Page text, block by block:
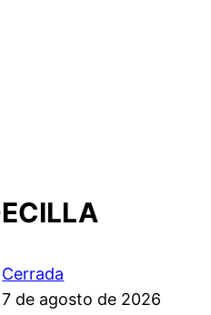
Cerrada
7 de agosto de 2026